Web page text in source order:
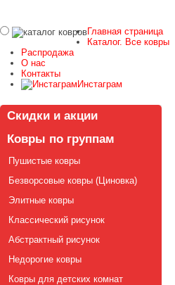
Главная страница
Каталог. Все ковры
Распродажа
О нас
Контакты
Инстаграм
Скидки и акции
Ковры по группам
Пушистые ковры
Безворсовые ковры (Циновка)
Элитные ковры
Классический рисунок
Абстрактный рисунок
Недорогие ковры
Ковры для детских комнат